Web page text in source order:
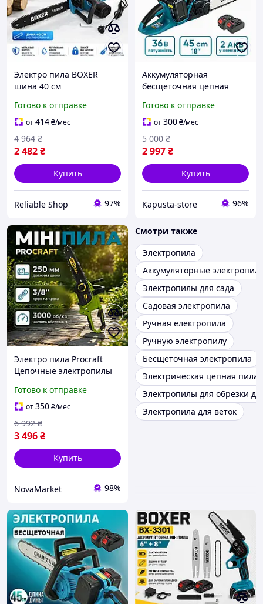
Электро пила BOXER
шина 40 см
пила для заготовки дров
Ручная электропила для
дома
Готово к отправке
от414₴/мес
2 482₴
4 964 ₴
Купить
Reliable Shop 97%
Аккумуляторная
бесщеточная цепная
Мощная электро-пила с 2
акб для распилки дерева
KA
Готово к отправке
от300₴/мес
2 997₴
5 000 ₴
Купить
Kapusta-store 96%
Электро пила Procraft
Цепочные электропилы
цепная пила 3/8"
Бесщеточная
аккумуляторная цепная
пила
Готово к отправке
от350₴/мес
3 496₴
6 992 ₴
Купить
NovaMarket 98%
Смотри также
Электропила
Аккумуляторные
Электропилы для сада
Садовая электропила
Ручная електропила
Ручную электропилу
Бесщеточная электропила
Электрическая цепная пила
Электропилы для обрезки
Электропила для веток